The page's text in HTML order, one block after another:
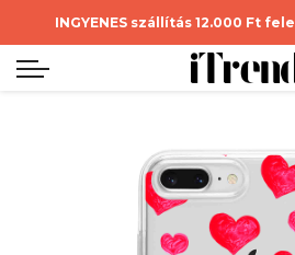
INGYENES szállítás 12.000 Ft